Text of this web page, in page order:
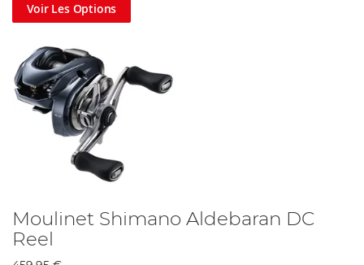
Voir Les Options
Moulinet Shimano Aldebaran DC
Reel